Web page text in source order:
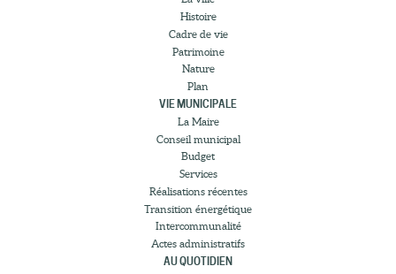
Histoire
Cadre de vie
Patrimoine
Nature
Plan
VIE MUNICIPALE
La Maire
Conseil municipal
Budget
Services
Réalisations récentes
Transition énergétique
Intercommunalité
Actes administratifs
AU QUOTIDIEN